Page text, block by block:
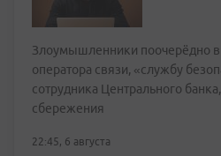
Злоумышленники поочерёдно
оператора связи, «службу
сотрудника Центрального
сбережения
22:45, 6 августа